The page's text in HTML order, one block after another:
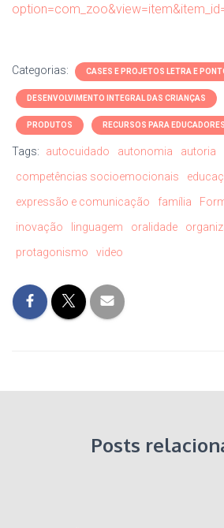
Categorias: CASES E PROJETOS LETRA E
DESENVOLVIMENTO INTEGRAL DAS CRIANÇAS
PRODUTOS RECURSOS PARA EDUCADORES
Tags: autocuidado autonomia
autoria
competências socioemocionais
expressão e comunicação
família
inovação
linguagem oralidade
protagonismo
video
Posts